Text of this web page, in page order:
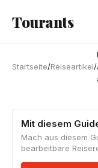
Tourants
Startseite/Reiseartikel/
Mit diesem
Mach aus diesem
bearbeitbare